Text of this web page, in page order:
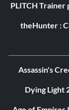
PLITCH Trainer
theHunter :
Assassin's
Dying Light